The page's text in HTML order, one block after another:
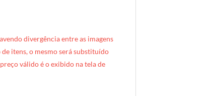
divergência entre as imagens
itens, o mesmo será substituído
válido é o exibido na tela de